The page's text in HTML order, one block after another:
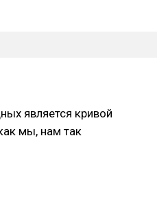
является кривой
мы, нам так